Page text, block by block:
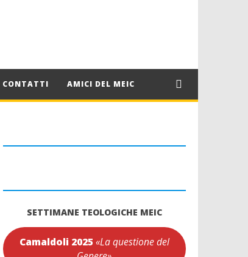
CONTATTI AMICI DEL MEIC
SETTIMANE TEOLOGICHE MEIC
Camaldoli 2025 «La questione del